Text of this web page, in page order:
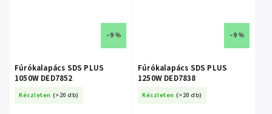
–9 %
Fúrókalapács SDS PLUS
1050W DED7852
Készleten (>20 db)
–9 %
Fúrókalapács SDS PLUS
1250W DED7838
Készleten (>20 db)